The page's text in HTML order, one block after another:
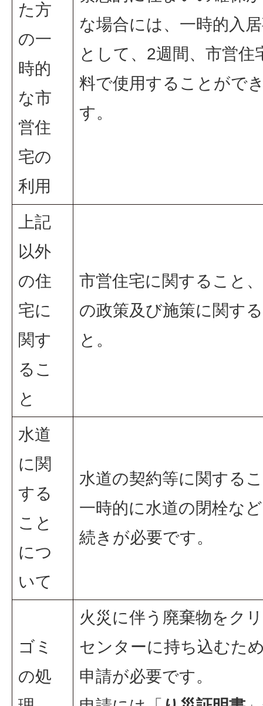
た方
の一
時的
な市
営住
宅の
利用
な場合には、一時的入
として、2週間、市営住
料で使用することがで
す。
上記
以外
の住
宅に
関す
るこ
と
市営住宅に関すること
の政策及び施策に関す
と。
水道
に関
する
こと
につ
いて
水道の契約等に関する
一時的に水道の閉栓な
続きが必要です。
ゴミ
の処
火災に伴う廃棄物をク
センターに持ち込むた
申請が必要です。